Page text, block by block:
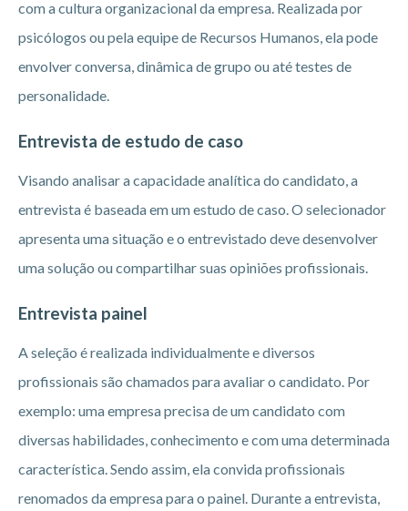
com a cultura organizacional da empresa. Realizada por
psicólogos ou pela equipe de Recursos Humanos, ela pode
envolver conversa, dinâmica de grupo ou até testes de
personalidade.
Entrevista de estudo de caso
Visando analisar a capacidade analítica do candidato, a
entrevista é baseada em um estudo de caso. O selecionador
apresenta uma situação e o entrevistado deve desenvolver
uma solução ou compartilhar suas opiniões profissionais.
Entrevista painel
A seleção é realizada individualmente e diversos
profissionais são chamados para avaliar o candidato. Por
exemplo: uma empresa precisa de um candidato com
diversas habilidades, conhecimento e com uma determinada
característica. Sendo assim, ela convida profissionais
renomados da empresa para o painel. Durante a entrevista,